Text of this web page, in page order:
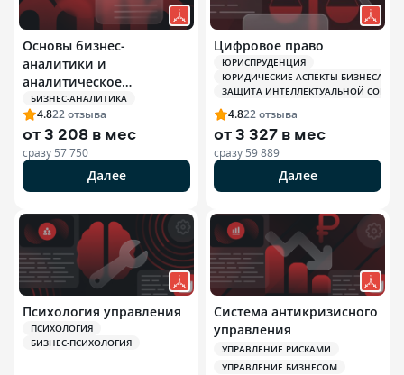
Основы бизнес-
аналитики и
аналитическое
мышление
БИЗНЕС-АНАЛИТИКА
4.822отзыва
от3 208 в мес
сразу 57 750
Далее
Цифровое право
ЮРИСПРУДЕНЦИЯ
ЮРИДИЧЕСКИЕ АСПЕКТЫ БИЗНЕСА
ЗАЩИТА ИНТЕЛЛЕКТУАЛЬНОЙ
4.822отзыва
от3 327 в мес
сразу 59 889
Далее
Психология управления
ПСИХОЛОГИЯ
БИЗНЕС-ПСИХОЛОГИЯ
Система антикризисного
управления
УПРАВЛЕНИЕ РИСКАМИ
УПРАВЛЕНИЕ БИЗНЕСОМ